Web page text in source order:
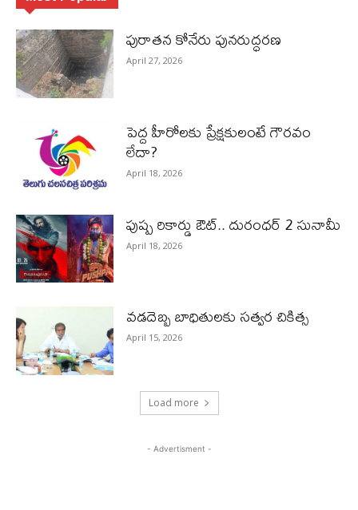
పురాత‌న కోనేరు పున‌రుద్ధ‌ర‌ణ
April 27, 2026
పెద్ద హీరోల‌కు ప్రేక్ష‌కులంటే గౌర‌వం
లేదా?
April 18, 2026
పుష్ప రికార్డు ఔట్‌.. దురంధ‌ర్ 2 సునామీ
April 18, 2026
వడదెబ్బ బాధితులకు సత్వర చికిత్స
April 15, 2026
Load more
- Advertisment -